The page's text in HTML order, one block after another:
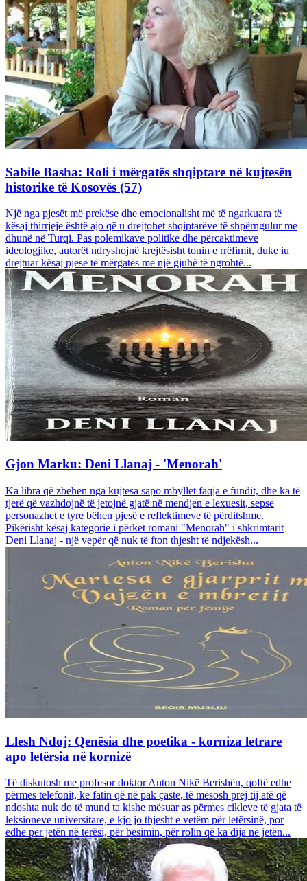
Sabile Basha: Roli i mërgatës shqiptare në kujtesën
historike të Kosovës (57)
Një nga pjesët më prekëse dhe emocionalisht më të ngarkuara të
kësaj thirrjeje është ajo që u drejtohet shqiptarëve të shpërngulur me
dhunë në Turqi. Pas polemikave politike dhe përcaktimeve
ideologjike, autorët ndryshojnë krejtësisht tonin e rrëfimit, duke iu
drejtuar kësaj pjese të mërgatës me një gjuhë të ngrohtë...
Gjon Marku: Deni Llanaj - 'Menorah'
Ka libra që zbehen nga kujtesa sapo mbyllet faqja e fundit, dhe ka të
tjerë që vazhdojnë të jetojnë gjatë në mendjen e lexuesit, sepse
personazhet e tyre bëhen pjesë e reflektimeve të përditshme.
Pikërisht kësaj kategorie i përket romani "Menorah" i shkrimtarit
Deni Llanaj - një vepër që nuk të fton thjesht të ndjekësh...
Llesh Ndoj: Qenësia dhe poetika - korniza letrare
apo letërsia në kornizë
Të diskutosh me profesor doktor Anton Nikë Berishën, qoftë edhe
përmes telefonit, ke fatin që në pak çaste, të mësosh prej tij atë që
ndoshta nuk do të mund ta kishe mësuar as përmes cikleve të gjata të
leksioneve universitare, e kjo jo thjesht e vetëm për letërsinë, por
edhe për jetën në tërësi, për besimin, për rolin që ka dija në jetën...